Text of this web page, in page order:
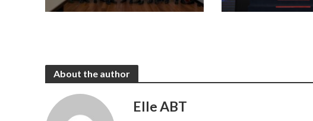
About the author
Elle ABT